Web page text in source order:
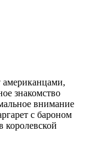
американцами,
знакомство
внимание
с бароном